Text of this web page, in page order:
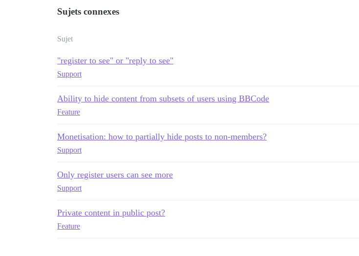
Sujets connexes
Sujet
"register to see" or "reply to see"
Support
Ability to hide content from subsets of users using BBCode
Feature
Monetisation: how to partially hide posts to non-members?
Support
Only register users can see more
Support
Private content in public post?
Feature